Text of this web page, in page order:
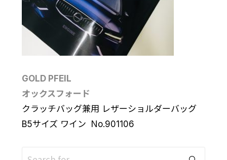
GOLD PFEIL
オックスフォード
クラッチバッグ兼用 レザーショルダーバッグ
B5サイズ ワイン No.901106